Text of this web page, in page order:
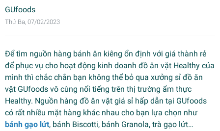
GUfoods
Thứ Ba, 07/02/2023
Để tìm nguồn hàng bánh ăn kiêng ổn định với giá thành rẻ
để phục vụ cho hoạt động kinh doanh đồ ăn vặt Healthy của
mình thì chắc chắn bạn không thể bỏ qua xưởng sỉ đồ ăn
vặt GUfoods vô cùng nổi tiếng trên thị trường ẩm thực
Healthy. Nguồn hàng đồ ăn vặt giá sỉ hấp dẫn tại GUfoods
có rất nhiều mặt hàng khác nhau cho bạn lựa chọn như
bánh gạo lứt, bánh Biscotti, bánh Granola, trà gạo lứt…